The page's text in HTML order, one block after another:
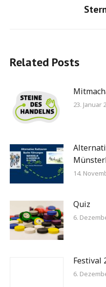
Related Posts
23. Januar
14.
Quiz
6.
Festival
6.